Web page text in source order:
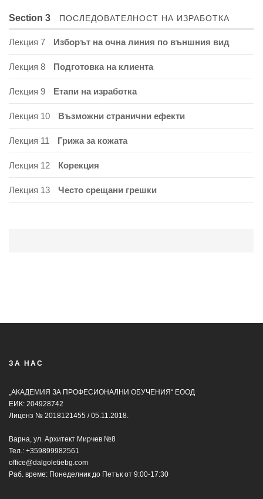
Section 3 ПОСЛЕДОВАТЕЛНОСТ НА ИЗРАБОТКА
Лекция 7 Изборът на очна линия по външния вид
Лекция 8 Подготовка на клиента
Лекция 9 Етапи на изработка
Лекция 10 Възможни странични ефекти
Лекция 11 Грижа за кожата
Лекция 12 Корекция
Лекция 13 Често срещани грешки
ЗА НАС
„АКАДЕМИЯ ЗА ПРОФЕСИОНАЛНИ ОБУЧЕНИЯ“ ЕООД
ЕИК: 204928742
Лиценз № 2018121455 / 05.11.2018.
Варна, ул. Архитект Мирчев №8
Тел.: +359899982561
office@dalgoletiebg.com
Раб. време: Понеделник до Петък от 9:00-17:30